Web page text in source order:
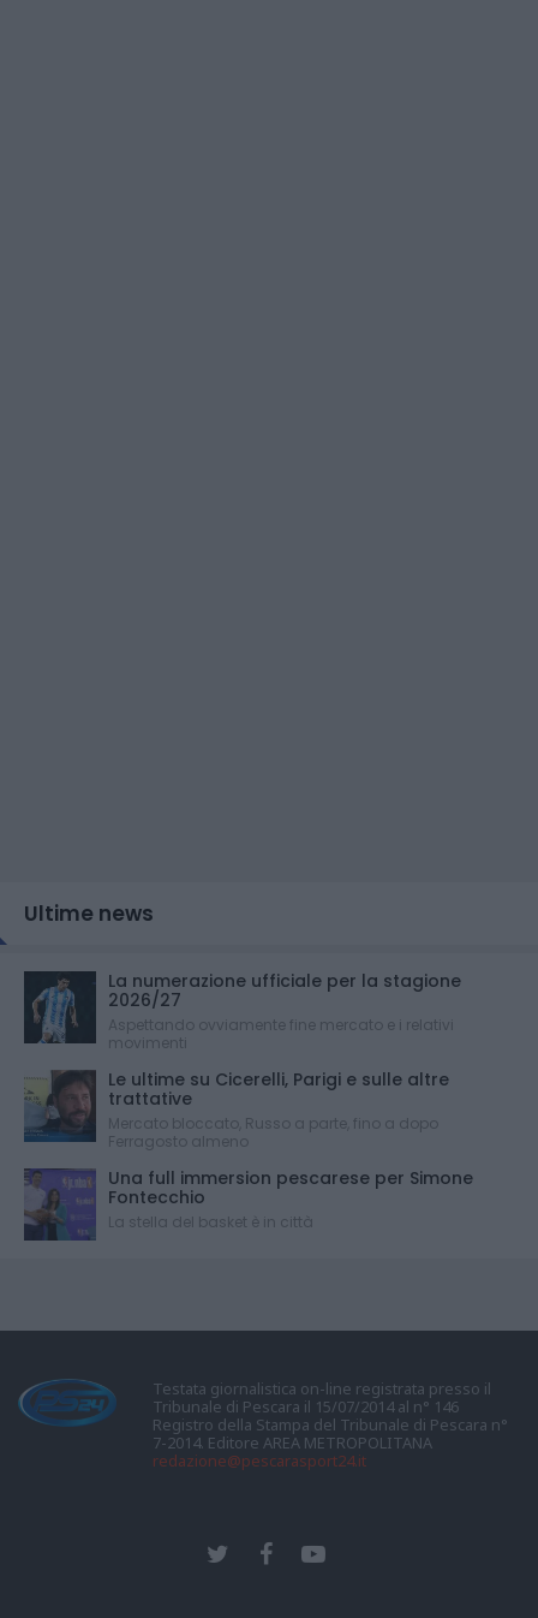
Ultime news
La numerazione ufficiale per la stagione
2026/27
Aspettando ovviamente fine mercato e i relativi
movimenti
Le ultime su Cicerelli, Parigi e sulle altre
trattative
Mercato bloccato, Russo a parte, fino a dopo
Ferragosto almeno
Una full immersion pescarese per Simone
Fontecchio
La stella del basket è in città
Testata giornalistica on-line registrata presso il
Tribunale di Pescara il 15/07/2014 al n° 146
Registro della Stampa del Tribunale di Pescara n°
7-2014. Editore AREA METROPOLITANA
redazione@pescarasport24.it